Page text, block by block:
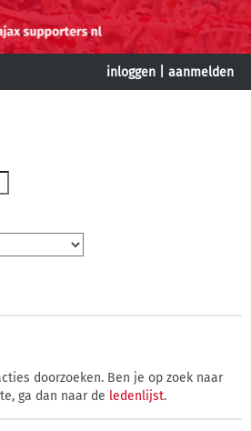
inloggen aanmelden
doorzoeken. Ben je op zoek naar
ga dan naar de ledenlijst.